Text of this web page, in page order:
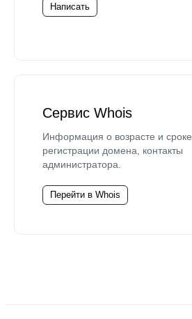
Написать
Сервис Whois
Информация о возрасте и сроке
регистрации домена, контакты
администратора.
Перейти в Whois